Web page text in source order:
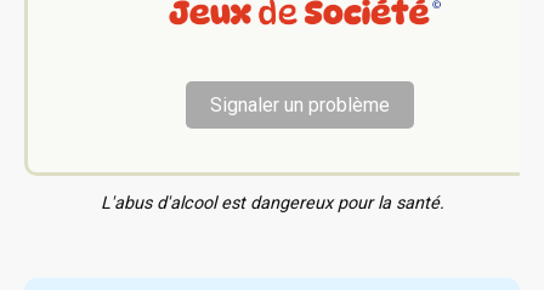
Signaler un problème
L'abus d'alcool est dangereux pour la santé.